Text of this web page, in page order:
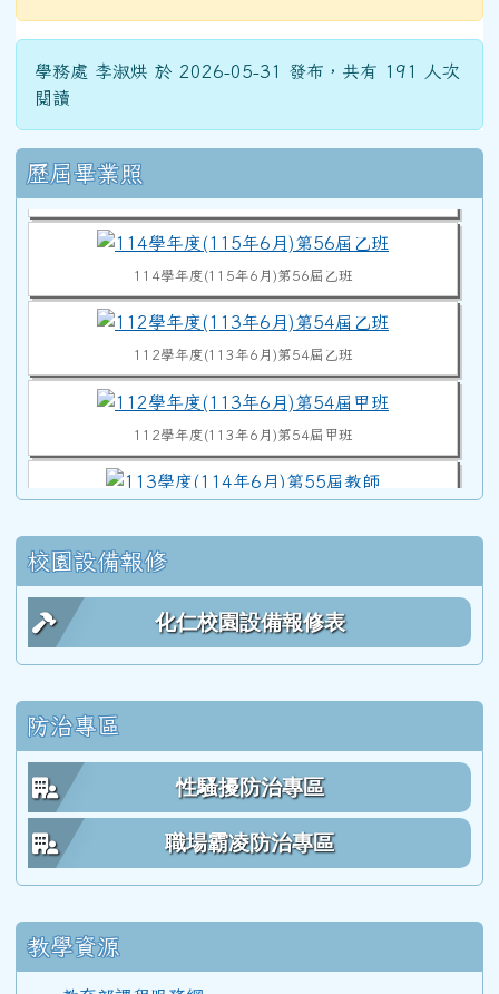
學務處 李淑烘 於 2026-05-31 發布，共有 191 人次
閱讀
右邊區域內容
歷屆畢業照114學年度(115年6月)第56屆甲班
112學年度(113年6月)第54屆甲班
113學度(114年6月)第55屆教師
112學年度(113年6月)第54屆教師
111學年度(112年6月)第53屆教師
110學年度(111年6月)第52屆甲班
校園設備報修
化仁校園設備報修表
防治專區
性騷擾防治專區
職場霸凌防治專區
教學資源